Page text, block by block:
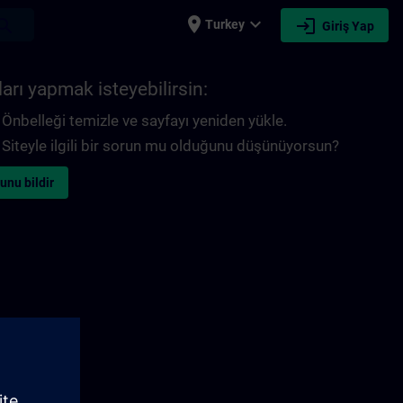
place Turkey expand_more login Giriş Yap
yapmak isteyebilirsin:
Önbelleği temizle ve sayfayı yeniden yükle.
Siteyle ilgili bir sorun mu olduğunu düşünüyorsun?
bildir